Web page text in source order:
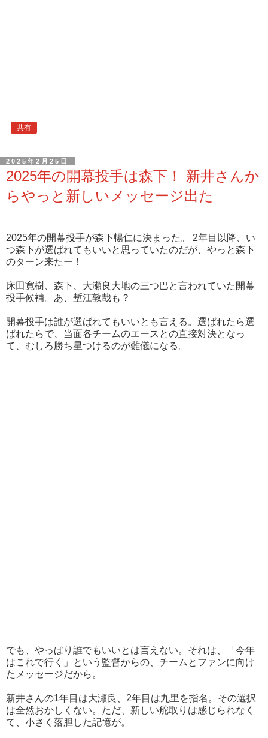
共有
2025年2月25日
2025年の開幕投手は森下！ 新井さんか
らやっと新しいメッセージ出た
2025年の開幕投手が森下暢仁に決まった。 2年目以降、い
つ森下が選ばれてもいいと思っていたのだが、やっと森下
のターン来たー！
床田寛樹、森下、大瀬良大地の三つ巴と言われていた開幕
投手候補。あ、塹江敦哉も？
開幕投手は誰が選ばれてもいいとも言える。選ばれたら選
ばれたらで、当面各チームのエースとの直接対決となっ
て、むしろ勝ち星つけるのが難儀になる。
でも、やっぱり誰でもいいとは言えない。それは、「今年
はこれで行く」という監督からの、チームとファンに向け
たメッセージだから。
新井さんの1年目は大瀬良、2年目は九里を指名。その選択
は全然おかしくない。ただ、新しい舵取りは感じられなく
て、小さく落胆した記憶が。